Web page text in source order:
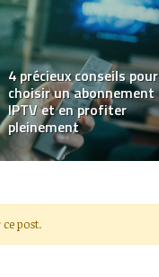
Moyens sûrs d’accepter
le paiement lors de la
vente de votre voiture
post.